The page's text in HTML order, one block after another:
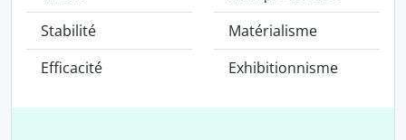
Stabilité
Efficacité
Matérialisme
Exhibitionnisme